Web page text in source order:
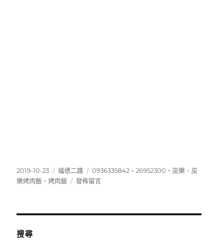
發
佈
2019-10-23
分
類
福德二路
標
籤
0936335842 、26952300 、 炭樂 、 炭
樂烤肉飯 、烤肉飯
在
發佈留言
搜尋